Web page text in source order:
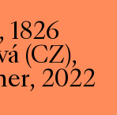
(CZ),
2022